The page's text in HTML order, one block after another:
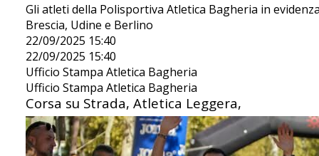
Gli atleti della Polisportiva Atletica Bagheria in
Brescia, Udine e Berlino
22/09/2025 15:40
22/09/2025 15:40
Ufficio Stampa Atletica Bagheria
Ufficio Stampa Atletica Bagheria
Corsa su Strada, Atletica Leggera,